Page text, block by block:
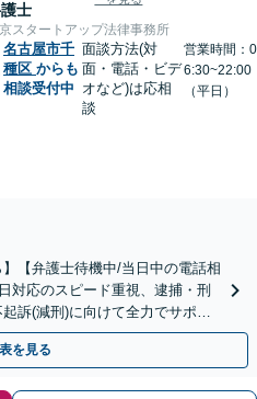
士
スタートアップ法律事務所
名古屋市千
種区 からも
相談受付中
面談方法(対
面・電話・ビデ
オなど)は応相
談
営業時間：0
6:30~22:00
（平日）
【弁護士待機中/当日中の電話相
対応のスピード重視、逮捕・刑
訴(減刑)に向けて全力でサポー
を見る